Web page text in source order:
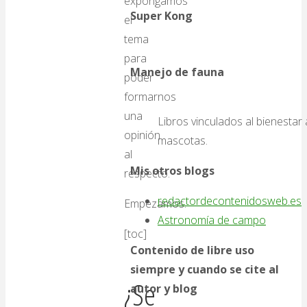
el
tema
para
poder
formarnos
una
opinión
al
respecto.
Empezamos.
[toc]
¿Se
Super Kong
Manejo de fauna
Libros vinculados al bienestar
mascotas.
Mis otros blogs
redactordecontenidosweb.es
Astronomía de campo
Contenido de libre uso
siempre y cuando se cite al
autor y blog